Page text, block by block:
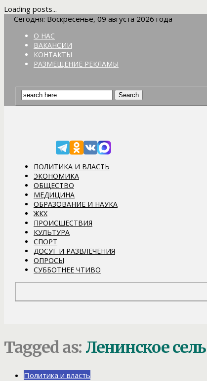
Loading posts...
Сегодня: Воскресенье, 09 августа 2026 года
О НАС
ВАКАНСИИ
КОНТАКТЫ
РАЗМЕЩЕНИЕ РЕКЛАМЫ
ПОЛИТИКА И ВЛАСТЬ
ЭКОНОМИКА
ОБЩЕСТВО
МЕДИЦИНА
ОБРАЗОВАНИЕ И НАУКА
ЖКХ
ПРОИСШЕСТВИЯ
КУЛЬТУРА
СПОРТ
ДОСУГ И РАЗВЛЕЧЕНИЯ
ОПРОСЫ
СУББОТНЕЕ ЧТИВО
Tagged as: Ленинское
Политика и власть